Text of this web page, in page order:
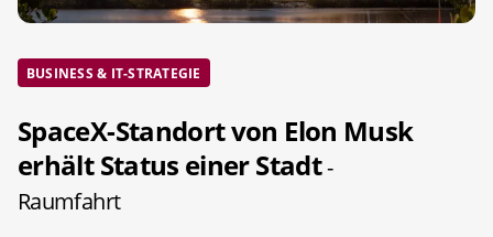
BUSINESS & IT-STRATEGIE
SpaceX-Standort von Elon Musk
erhält Status einer Stadt-
Raumfahrt